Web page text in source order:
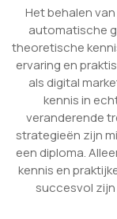
Het behalen
automatische
theoretische
ervaring en
als digital
kennis in
veranderende
strategieën zijn
een diploma.
kennis en
succesvol